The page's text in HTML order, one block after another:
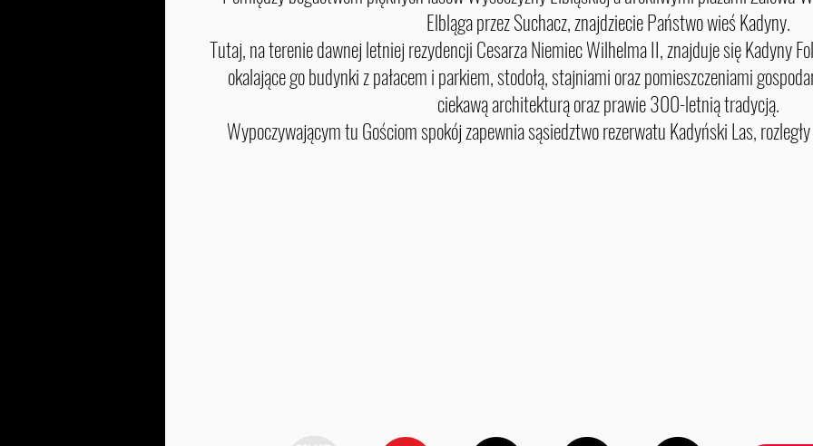
Elbląga przez Suchacz, znajdziecie Państwo wieś Kadyny.
Tutaj, na terenie dawnej letniej rezydencji Cesarza Niemiec Wilhelma II, znajduje się Kadyny
okalające go budynki z pałacem i parkiem, stodołą, stajniami oraz pomieszczeniami
ciekawą architekturą oraz prawie 300-letnią tradycją.
Wypoczywającym tu Gościom spokój zapewnia sąsiedztwo rezerwatu Kadyński Las,